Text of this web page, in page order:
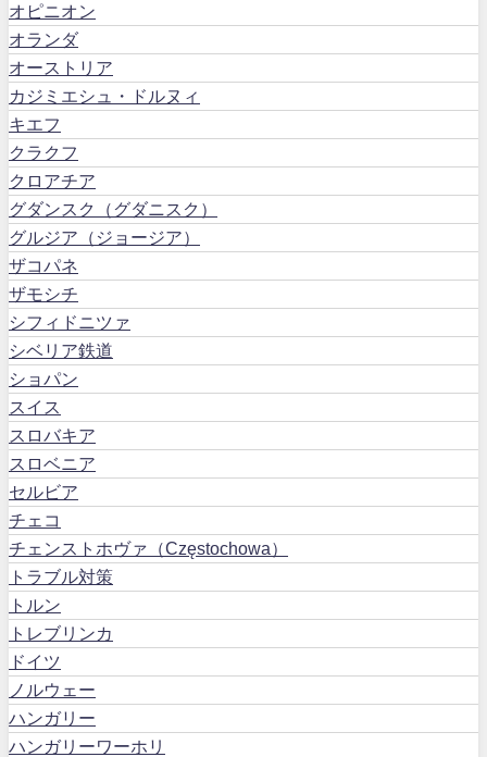
オピニオン
オランダ
オーストリア
カジミエシュ・ドルヌィ
キエフ
クラクフ
クロアチア
グダンスク（グダニスク）
グルジア（ジョージア）
ザコパネ
ザモシチ
シフィドニツァ
シベリア鉄道
ショパン
スイス
スロバキア
スロベニア
セルビア
チェコ
チェンストホヴァ（Częstochowa）
トラブル対策
トルン
トレブリンカ
ドイツ
ノルウェー
ハンガリー
ハンガリーワーホリ